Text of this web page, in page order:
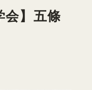
会】五條